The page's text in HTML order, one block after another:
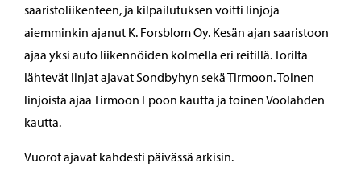
saaristoliikenteen, ja kilpailutuksen voitti linjoja
aiemminkin ajanut K. Forsblom Oy. Kesän ajan saaristoon
ajaa yksi auto liikennöiden kolmella eri reitillä. Torilta
lähtevät linjat ajavat Sondbyhyn sekä Tirmoon. Toinen
linjoista ajaa Tirmoon Epoon kautta ja toinen Voolahden
kautta.
Vuorot ajavat kahdesti päivässä arkisin.